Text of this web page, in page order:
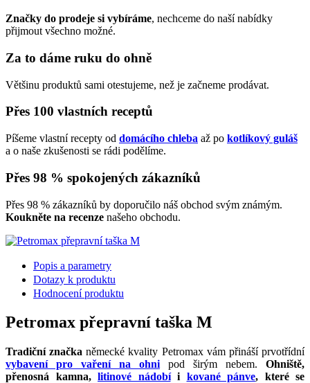
Značky do prodeje si vybíráme, nechceme do naší nabídky
přijmout všechno možné.
Za to dáme ruku do ohně
Většinu produktů sami otestujeme, než je začneme prodávat.
Přes 100 vlastních receptů
Píšeme vlastní recepty od domácího chleba až po kotlíkový guláš
a o naše zkušenosti se rádi podělíme.
Přes 98 % spokojených zákazníků
Přes 98 % zákazníků by doporučilo náš obchod svým známým.
Koukněte na recenze našeho obchodu.
Popis a parametry
Dotazy k produktu
Hodnocení produktu
Petromax přepravní taška M
Tradiční značka německé kvality Petromax vám přináší prvotřídní
vybavení pro vaření na ohni pod širým nebem. Ohniště,
přenosná kamna, litinové nádobíi kované pánve, které se